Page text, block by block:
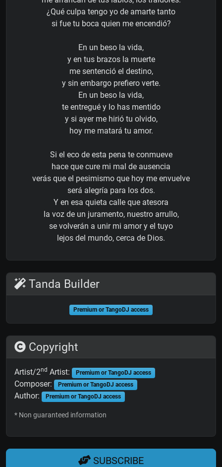
¿Qué culpa tengo yo de amarte tanto
si fue tu boca quien me encendió?
En un beso la vida,
y en tus brazos la muerte
me sentenció el destino,
y sin embargo prefiero verte.
En un beso la vida,
te entregué y lo has mentido
y si ayer me hirió tu olvido,
hoy me matará tu amor.
Si el eco de esta pena te conmueve
hace que cure mi mal de ausencia
verás que el pesimismo que hoy me envuelve
será alegría para los dos.
Y en esa quieta calle que atesora
la voz de un juramento, nuestro arrullo,
se volverán a unir mi amor y el tuyo
lejos del mundo, cerca de Dios.
Tanda Builder
Premium or TangoDJ access
Copyright
Artist/2nd Artist: Premium or TangoDJ access
Composer: Premium or TangoDJ access
Author: Premium or TangoDJ access
* Non guaranteed information
SUBSCRIBE